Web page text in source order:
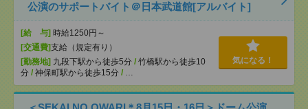
公演のサポートバイト＠日本武道館[アルバイト]
[給 与] 時給1250円～
[交通費]支給（規定有り）
[勤務地] 九段下駅から徒歩5分 / 竹橋駅から徒歩10
分 / 神保町駅から徒歩15分 / …
気になる！